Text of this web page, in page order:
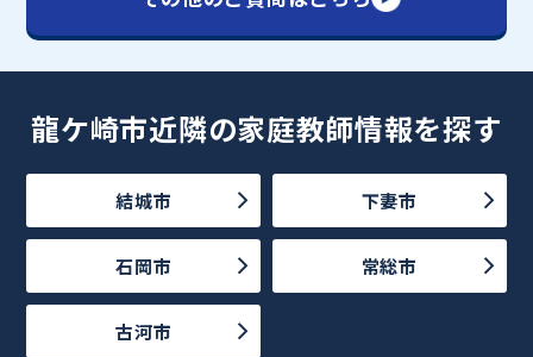
龍ケ崎市近隣の家庭教師情報を探す
結城市 下妻市
石岡市 常総市
古河市